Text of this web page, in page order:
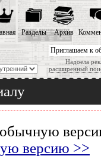
Приглашаем к
Надоела
расширенный
Разделы Архив
версию >>